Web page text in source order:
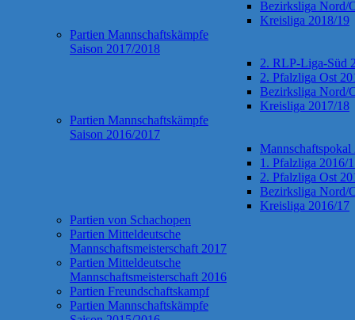
Bezirksliga Nord/
Kreisliga 2018/19
Partien Mannschaftskämpfe
Saison 2017/2018
2. RLP-Liga-Süd
2. Pfalzliga Ost
Bezirksliga Nord/
Kreisliga 2017/18
Partien Mannschaftskämpfe
Saison 2016/2017
Mannschaftspokal
1. Pfalzliga 2016/
2. Pfalzliga Ost
Bezirksliga Nord/
Kreisliga 2016/17
Partien von Schachopen
Partien Mitteldeutsche
Mannschaftsmeisterschaft 2017
Partien Mitteldeutsche
Mannschaftsmeisterschaft 2016
Partien Freundschaftskampf
Partien Mannschaftskämpfe